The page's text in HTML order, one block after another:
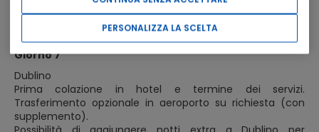
Sistemazione in hotel in città. Cena libera e
Giorno 7
Dublino
Prima colazione in hotel e termine dei servizi.
Trasferimento opzionale in aeroporto su richiesta (con
supplemento).
PERSONALIZZA LA SCELTA